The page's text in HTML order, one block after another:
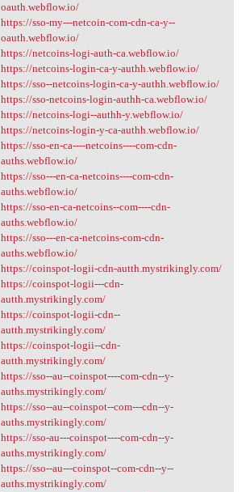
oauth.webflow.io/
https://sso-my---netcoin-com-cdn-ca-y--
oauth.webflow.io/
https://netcoins-logi-auth-ca.webflow.io/
https://netcoins-login-ca-y-authh.webflow.io/
https://sso--netcoins-login-ca-y-authh.webflow.io/
https://sso-netcoins-login-authh-ca.webflow.io/
https://netcoins-logi--authh-y.webflow.io/
https://netcoins-login-y-ca-authh.webflow.io/
https://sso-en-ca----netcoins----com-cdn-
auths.webflow.io/
https://sso---en-ca-netcoins----com-cdn-
auths.webflow.io/
https://sso-en-ca-netcoins--com----cdn-
auths.webflow.io/
https://sso---en-ca-netcoins-com-cdn-
auths.webflow.io/
https://coinspot-logii-cdn-autth.mystrikingly.com/
https://coinspot-logii---cdn-
autth.mystrikingly.com/
https://coinspot-logii-cdn--
autth.mystrikingly.com/
https://coinspot-logii--cdn-
autth.mystrikingly.com/
https://sso--au--coinspot----com-cdn--y-
auths.mystrikingly.com/
https://sso--au--coinspot--com---cdn--y-
auths.mystrikingly.com/
https://sso-au---coinspot----com-cdn--y-
auths.mystrikingly.com/
https://sso--au---coinspot--com-cdn--y--
auths.mystrikingly.com/